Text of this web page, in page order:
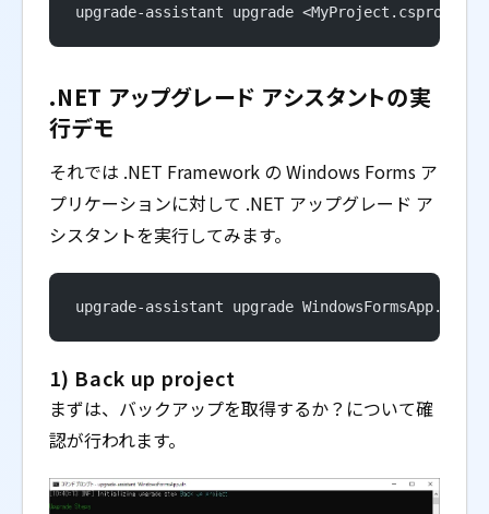
upgrade-assistant upgrade <MyProject.csproj>
.NET アップグレード アシスタントの実
行デモ
それでは .NET Framework の Windows Forms ア
プリケーションに対して .NET アップグレード ア
シスタントを実行してみます。
upgrade-assistant upgrade WindowsFormsApp.sln
1) Back up project
まずは、バックアップを取得するか？について確
認が行われます。